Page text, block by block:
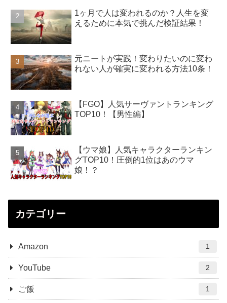
1ヶ月で人は変われるのか？人生を変
えるために本気で挑んだ検証結果！
元ニートが実践！変わりたいのに変わ
れない人が確実に変われる方法10条！
【FGO】人気サーヴァントランキング
TOP10！【男性編】
【ウマ娘】人気キャラクターランキン
グTOP10！圧倒的1位はあのウマ
娘！？
カテゴリー
Amazon 1
YouTube 2
ご飯 1